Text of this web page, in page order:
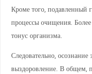
Кроме того, подавленный
процессы очищения.
тонус организма.
Следовательно,
выздоровление. В общем,